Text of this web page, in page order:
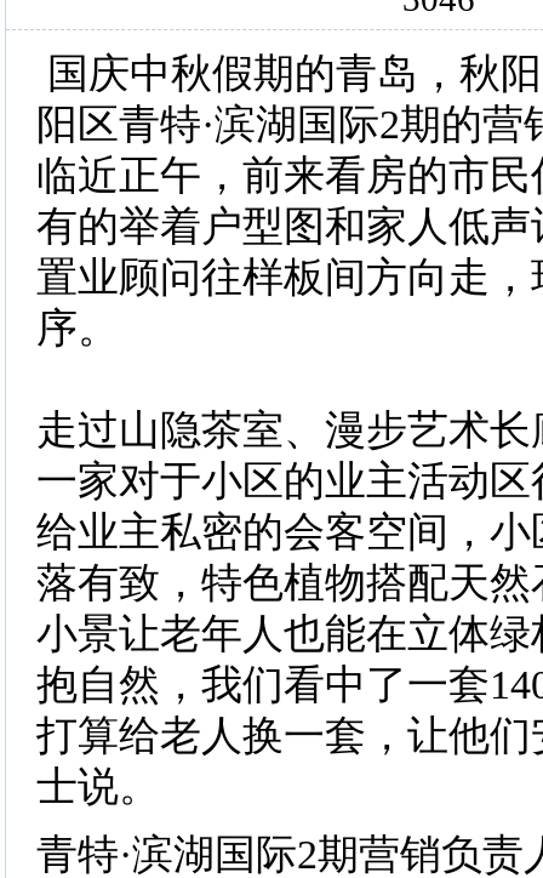
国庆中秋假期的青岛，秋
阳区青特·滨湖国际2期的
临近正午，前来看房的市
有的举着户型图和家人低
置业顾问往样板间方向走
序。
走过山隐茶室、漫步艺术
一家对于小区的业主活动
给业主私密的会客空间，
落有致，特色植物搭配天
小景让老年人也能在立体
抱自然，我们看中了一套
打算给老人换一套，让他
士说。
青特·滨湖国际2期营销负责